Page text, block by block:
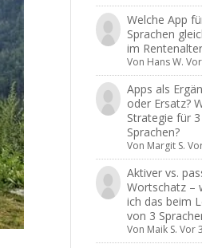
Welche App
Sprachen
im
Von Hans W.
Apps als
oder Ersatz?
Strategie für 3
Sprachen?
Von Margit S.
Aktiver vs.
Wortschatz –
ich das beim
von 3
Von Maik S. Vor